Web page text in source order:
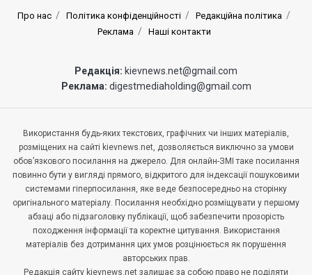
Про нас Політика конфіденційності
Редакційна політика
Реклама
Наші контакти
Редакція: kievnews.net@gmail.com
Реклама: digestmediaholding@gmail.com
Використання будь-яких текстових, графічних чи інших матеріалів,
розміщених на сайті kievnews.net, дозволяється виключно за умови
обов’язкового посилання на джерело. Для онлайн-ЗМІ таке посилання
повинно бути у вигляді прямого, відкритого для індексації пошуковими
системами гіперпосилання, яке веде безпосередньо на сторінку
оригінального матеріалу. Посилання необхідно розміщувати у першому
абзаці або підзаголовку публікації, щоб забезпечити прозорість
походження інформації та коректне цитування. Використання
матеріалів без дотримання цих умов розцінюється як порушення
авторських прав.
Редакція сайту kievnews.net залишає за собою право не поділяти